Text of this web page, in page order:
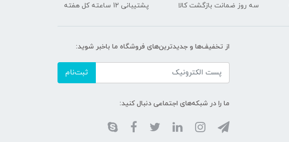
سه روز ضمانت بازگشت کالا پشتیبانی 12 ساعته کل هفته
از تخفیف‌ها و جدیدترین‌های فروشگاه ما باخبر شوید:
ثبت‌نام
ما را در شبکه‌های اجتماعی دنبال کنید: